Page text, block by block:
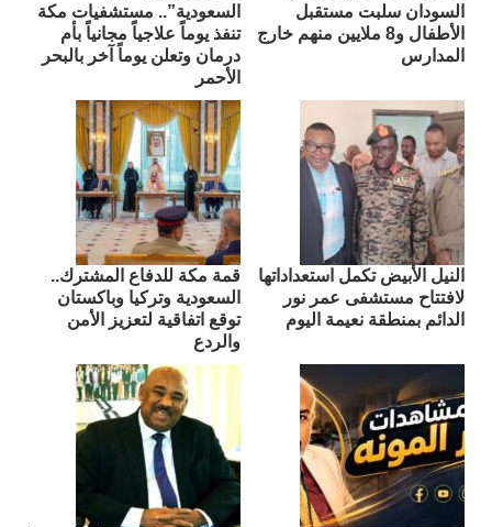
السودان سلبت مستقبل
الأطفال و8 ملايين منهم خارج
المدارس
السعودية”.. مستشفيات مكة
تنفذ يوماً علاجياً مجانياً بأم
درمان وتعلن يوماً آخر بالبحر
الأحمر
النيل الأبيض تكمل استعداداتها
لافتتاح مستشفى عمر نور
الدائم بمنطقة نعيمة اليوم
قمة مكة للدفاع المشترك..
السعودية وتركيا وباكستان
توقع اتفاقية لتعزيز الأمن
والردع